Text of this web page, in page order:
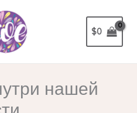
$0
нашей